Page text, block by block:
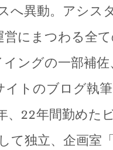
へ異動。アシス
にまつわる全
ングの一部補
イトのブログ執
、22年間勤めた
て独立、企画室